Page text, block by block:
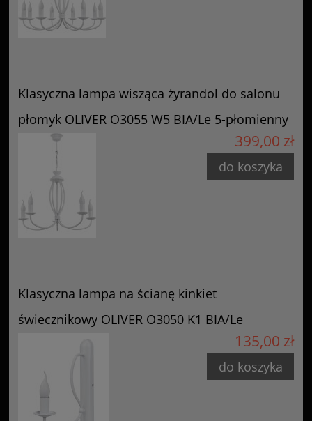
Klasyczna lampa wisząca żyrandol do salonu
płomyk OLIVER O3055 W5 BIA/Le 5-płomienny
399,00 zł
do koszyka
Klasyczna lampa na ścianę kinkiet
świecznikowy OLIVER O3050 K1 BIA/Le
135,00 zł
do koszyka